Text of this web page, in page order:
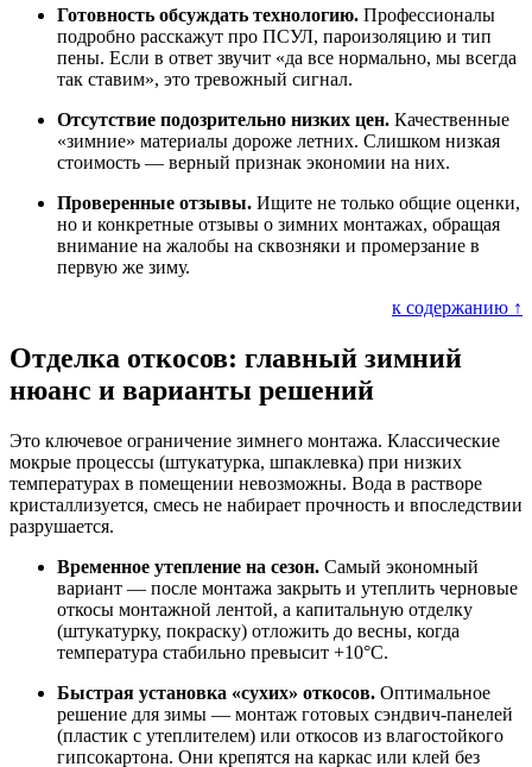
Готовность обсуждать технологию. Профессионалы
подробно расскажут про ПСУЛ, пароизоляцию и тип
пены. Если в ответ звучит «да все нормально, мы всегда
так ставим», это тревожный сигнал.
Отсутствие подозрительно низких цен. Качественные
«зимние» материалы дороже летних. Слишком низкая
стоимость — верный признак экономии на них.
Проверенные отзывы. Ищите не только общие оценки,
но и конкретные отзывы о зимних монтажах, обращая
внимание на жалобы на сквозняки и промерзание в
первую же зиму.
к содержанию ↑
Отделка откосов: главный зимний
нюанс и варианты решений
Это ключевое ограничение зимнего монтажа. Классические
мокрые процессы (штукатурка, шпаклевка) при низких
температурах в помещении невозможны. Вода в растворе
кристаллизуется, смесь не набирает прочность и впоследствии
разрушается.
Временное утепление на сезон. Самый экономный
вариант — после монтажа закрыть и утеплить черновые
откосы монтажной лентой, а капитальную отделку
(штукатурку, покраску) отложить до весны, когда
температура стабильно превысит +10°C.
Быстрая установка «сухих» откосов. Оптимальное
решение для зимы — монтаж готовых сэндвич-панелей
(пластик с утеплителем) или откосов из влагостойкого
гипсокартона. Они крепятся на каркас или клей без